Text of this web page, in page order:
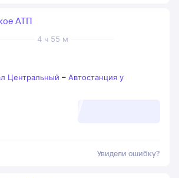
4 ч 55 м
АТП
Центральный – Автостанция у
Увидели ошибку?